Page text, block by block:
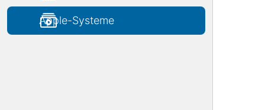
Apple-Systeme